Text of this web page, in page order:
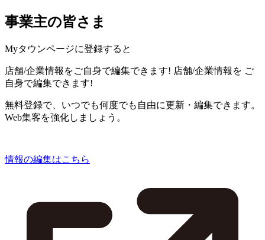
事業主の皆さま
Myタウンページに登録すると
店舗/企業情報をご自身で編集できます! 店舗/企業情報を ご
自身で編集できます!
無料登録で、いつでも何度でも自由に更新・編集できます。
Web集客を強化しましょう。
情報の編集はこちら